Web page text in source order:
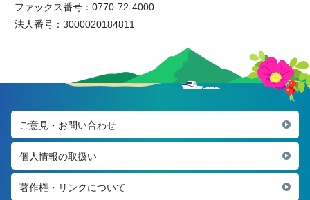
ファックス番号：0770-72-4000
法人番号：3000020184811
ご意見・お問い合わせ
個人情報の取扱い
著作権・リンクについて